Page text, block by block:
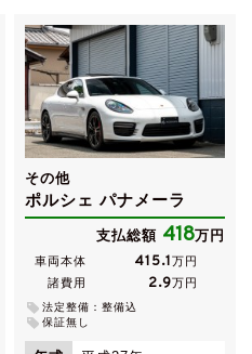
その他
ポルシェ パナメーラ
支払総額 418万円
車両本体 415.1万円
諸費用
2.9万円
法定整備：整備込
保証無し